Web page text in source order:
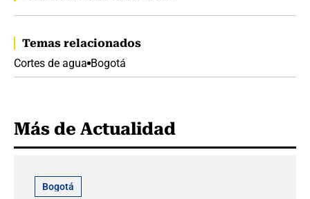
Temas relacionados
Cortes de agua Bogotá
Más de Actualidad
Bogotá